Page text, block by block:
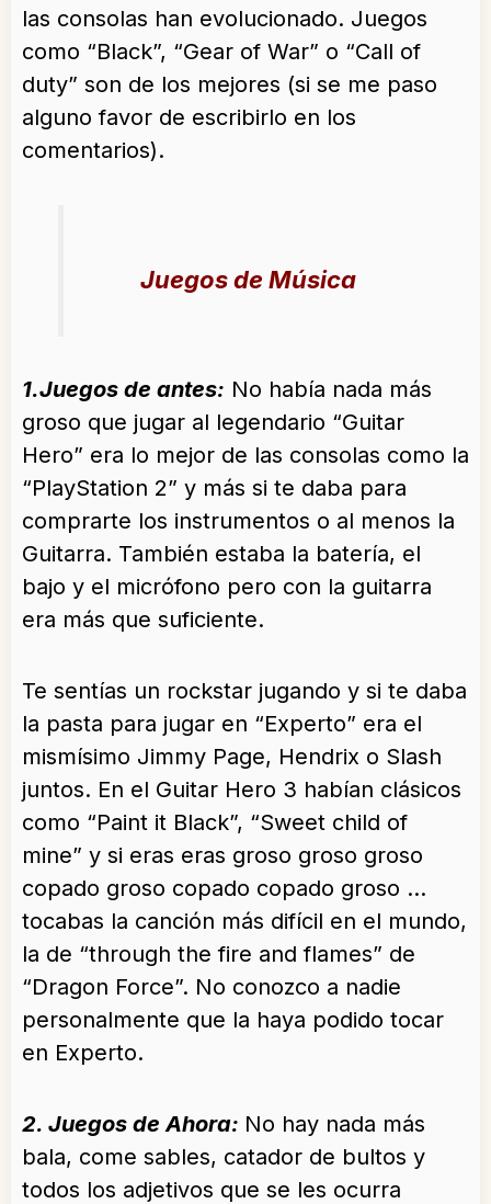
las consolas han evolucionado. Juegos
como “Black”, “Gear of War” o “Call of
duty” son de los mejores (si se me paso
alguno favor de escribirlo en los
comentarios).
Juegos de Música
1.Juegos de antes: No había nada más
groso que jugar al legendario “Guitar
Hero” era lo mejor de las consolas como la
“PlayStation 2” y más si te daba para
comprarte los instrumentos o al menos la
Guitarra. También estaba la batería, el
bajo y el micrófono pero con la guitarra
era más que suficiente.
Te sentías un rockstar jugando y si te daba
la pasta para jugar en “Experto” era el
mismísimo Jimmy Page, Hendrix o Slash
juntos. En el Guitar Hero 3 habían clásicos
como “Paint it Black”, “Sweet child of
mine” y si eras eras groso groso groso
copado groso copado copado groso …
tocabas la canción más difícil en el mundo,
la de “through the fire and flames” de
“Dragon Force”. No conozco a nadie
personalmente que la haya podido tocar
en Experto.
2. Juegos de Ahora: No hay nada más
bala, come sables, catador de bultos y
todos los adjetivos que se les ocurra